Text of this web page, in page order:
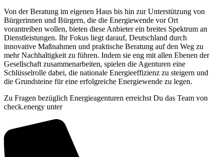
Von der Beratung im eigenen Haus bis hin zur Unterstützung von
Bürgerinnen und Bürgern, die die Energiewende vor Ort
vorantreiben wollen, bieten diese Anbieter ein breites Spektrum an
Dienstleistungen. Ihr Fokus liegt darauf, Deutschland durch
innovative Maßnahmen und praktische Beratung auf den Weg zu
mehr Nachhaltigkeit zu führen. Indem sie eng mit allen Ebenen der
Gesellschaft zusammenarbeiten, spielen die Agenturen eine
Schlüsselrolle dabei, die nationale Energieeffizienz zu steigern und
die Grundsteine für eine erfolgreiche Energiewende zu legen.
Zu Fragen bezüglich Energieagenturen erreichst Du das Team von
check.energy unter